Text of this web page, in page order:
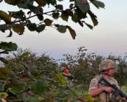
Ekim ve
kilogram
bekleniyor.
yapılan
safran